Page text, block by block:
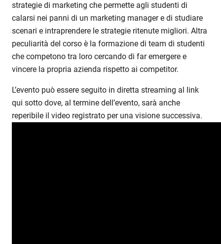
strategie di marketing che permette agli studenti di
calarsi nei panni di un marketing manager e di studiare
scenari e intraprendere le strategie ritenute migliori. Altra
peculiarità del corso è la formazione di team di studenti
che competono tra loro cercando di far emergere e
vincere la propria azienda rispetto ai competitor.
L’evento può essere seguito in diretta streaming al link
qui sotto dove, al termine dell’evento, sarà anche
reperibile il video registrato per una visione successiva.